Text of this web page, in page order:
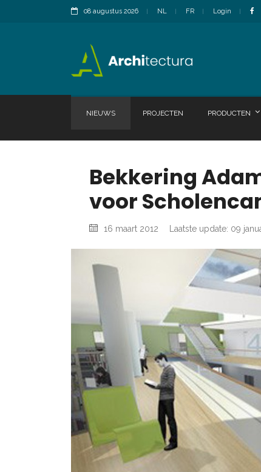
08 augustus 2026 NL FR Login
NIEUWS PROJECTEN PRODUCTEN
Bekkering
voor
16 maart 2012 Laatste update: 09